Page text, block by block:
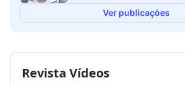
Ver publicações
Revista Vídeos